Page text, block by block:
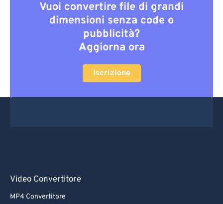
Vuoi convertire file di grandi
dimensioni senza code o
pubblicità?
Aggiorna ora
Iscrizione
Video Convertitore
MP4 Convertitore